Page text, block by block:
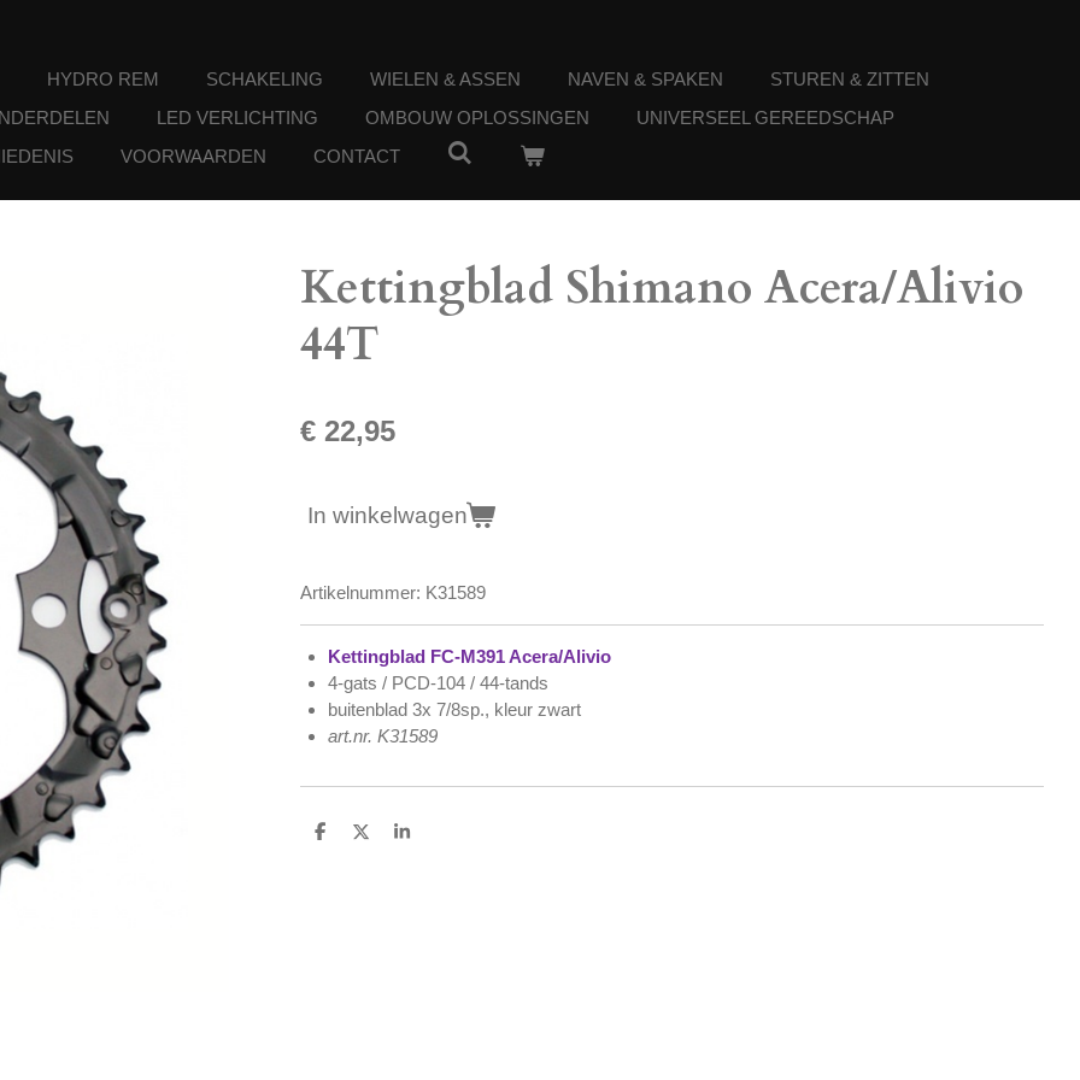
HYDRO REM SCHAKELING WIELEN & ASSEN NAVEN & SPAKEN
STUREN & ZITTEN
LED VERLICHTING OMBOUW OPLOSSINGEN
UNIVERSEEL GEREEDSCHAP
VOORWAARDEN CONTACT
Kettingblad Shimano Acera/Alivio
44T
€ 22,95
In winkelwagen
Artikelnummer: K31589
Kettingblad FC-M391 Acera/Alivio
4-gats / PCD-104 / 44-tands
buitenblad 3x 7/8sp., kleur zwart
art.nr. K31589
D
D
S